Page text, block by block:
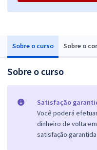
Sobre o curso Sobre o
Sobre o curso
Satisfação
Você poderá
dinheiro de volta
satisfação